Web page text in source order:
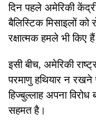
दिन पहले अमेरिकी
बैलिस्टिक मिसाइलों को
रक्षात्मक हमले भी किए
इसी बीच, अमेरिकी
परमाणु हथियार न
हिज्बुल्लाह अपना
सहमत है।